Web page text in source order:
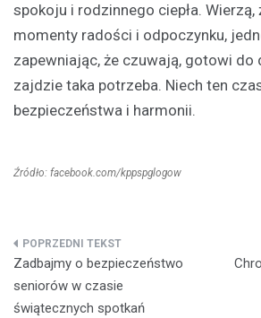
spokoju i rodzinnego ciepła.
momenty radości i odpoczynku,
zapewniając, że czuwają, gotowi do
zajdzie taka potrzeba. Niech ten
bezpieczeństwa i harmonii.
Źródło: facebook.com/kppspglogow
Nawigacja
wpisu
Zadbajmy o bezpieczeństwo
seniorów w czasie
świątecznych spotkań